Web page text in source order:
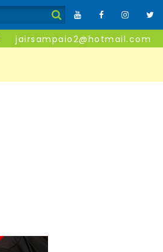
jairsampaio2@hotmail.com